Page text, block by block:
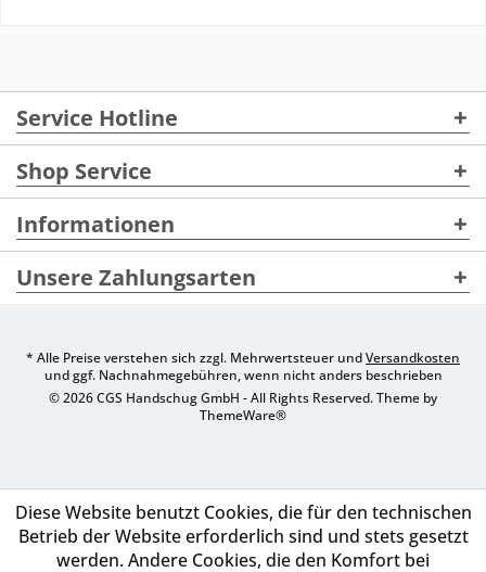
Service Hotline
Shop Service
Informationen
Unsere Zahlungsarten
* Alle Preise verstehen sich zzgl. Mehrwertsteuer undVersandkosten
und ggf. Nachnahmegebühren, wenn nicht anders beschrieben
© 2026 CGS Handschug GmbH - All Rights Reserved. Theme by
ThemeWare®
Diese Website benutzt Cookies, die für den technischen
Betrieb der Website erforderlich sind und stets gesetzt
werden. Andere Cookies, die den Komfort bei